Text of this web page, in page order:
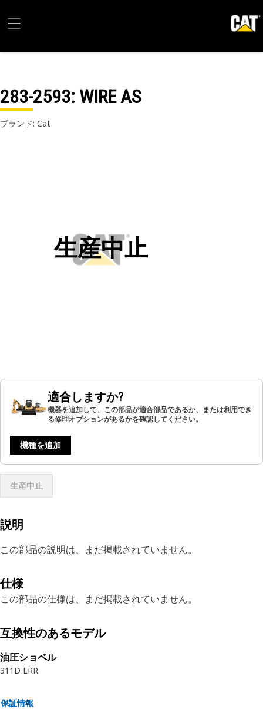
283-2593: WIRE AS
ブランド: Cat
生産中止
適合しますか?
機器を追加して、この部品が適合部品であるか、または利用でき
る修理オプションがあるかを確認してください。
機種を追加
生産中止
説明
この部品の説明は、まだ掲載されていません。
仕様
この部品の仕様は、まだ掲載されていません。
互換性のあるモデル
油圧ショベル
311D LRR
保証情報